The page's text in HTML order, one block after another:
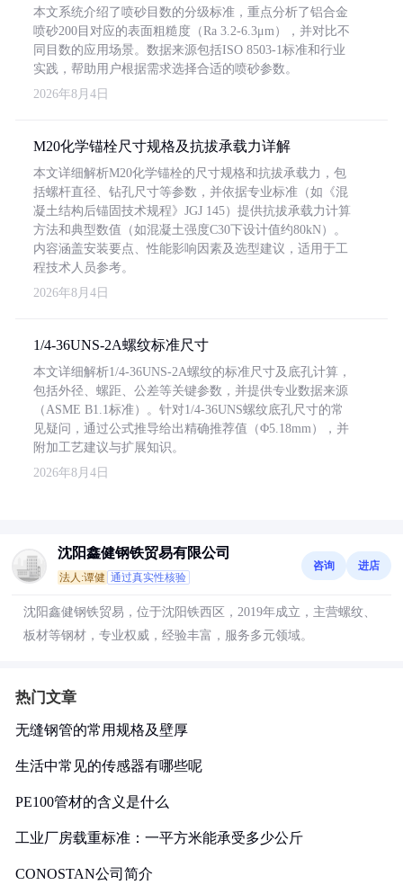
本文系统介绍了喷砂目数的分级标准，重点分析了铝合金
喷砂200目对应的表面粗糙度（Ra 3.2-6.3μm），并对比不
同目数的应用场景。数据来源包括ISO 8503-1标准和行业
实践，帮助用户根据需求选择合适的喷砂参数。
2026年8月4日
M20化学锚栓尺寸规格及抗拔承载力详解
本文详细解析M20化学锚栓的尺寸规格和抗拔承载力，包
括螺杆直径、钻孔尺寸等参数，并依据专业标准（如《混
凝土结构后锚固技术规程》JGJ 145）提供抗拔承载力计算
方法和典型数值（如混凝土强度C30下设计值约80kN）。
内容涵盖安装要点、性能影响因素及选型建议，适用于工
程技术人员参考。
2026年8月4日
1/4-36UNS-2A螺纹标准尺寸
本文详细解析1/4-36UNS-2A螺纹的标准尺寸及底孔计算，
包括外径、螺距、公差等关键参数，并提供专业数据来源
（ASME B1.1标准）。针对1/4-36UNS螺纹底孔尺寸的常
见疑问，通过公式推导给出精确推荐值（Φ5.18mm），并
附加工艺建议与扩展知识。
2026年8月4日
沈阳鑫健钢铁贸易有限公司
法人:谭健 通过真实性核验
咨询 进店
沈阳鑫健钢铁贸易，位于沈阳铁西区，2019年成立，主营螺纹、
板材等钢材，专业权威，经验丰富，服务多元领域。
热门文章
无缝钢管的常用规格及壁厚
生活中常见的传感器有哪些呢
PE100管材的含义是什么
工业厂房载重标准：一平方米能承受多少公斤
CONOSTAN公司简介